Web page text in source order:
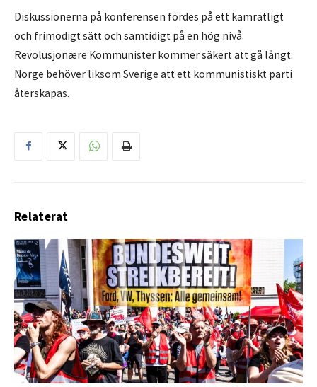
Diskussionerna på konferensen fördes på ett kamratligt
och frimodigt sätt och samtidigt på en hög nivå.
Revolusjonære Kommunister kommer säkert att gå långt.
Norge behöver liksom Sverige att ett kommunistiskt parti
återskapas.
Relaterat